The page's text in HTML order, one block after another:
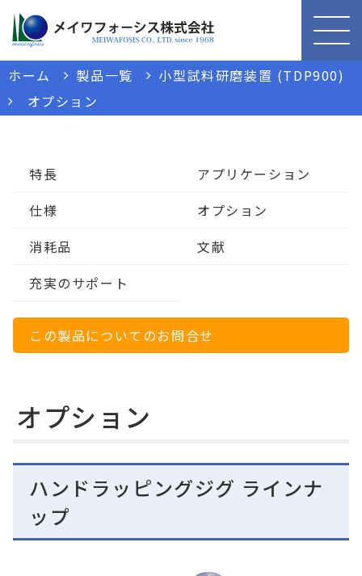
ホーム 製品一覧
小型試料研磨装置 (TDP900)
オプション
特長
アプリケーション
仕様
オプション
消耗品
文献
充実のサポート
この製品についてのお問合せ
オプション
ハンドラッピングジグ ラインナ
ップ